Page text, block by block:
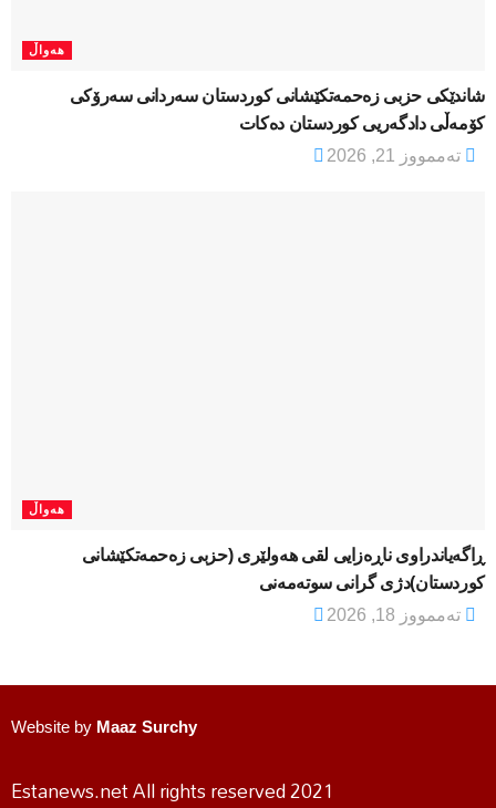
هەواڵ
شاندێکی حزبی زەحمەتکێشانی کوردستان سەردانی سەرۆکی
کۆمەڵی دادگەریی کوردستان دەکات
تەممووز 21, 2026
هەواڵ
ڕاگەیاندراوی ناڕەزایی لقی هەولێری (حزبی زەحمەتکێشانی
کوردستان)دژی گرانی سوتەمەنی
تەممووز 18, 2026
Website by Maaz Surchy
Estanews.net All rights reserved 2021